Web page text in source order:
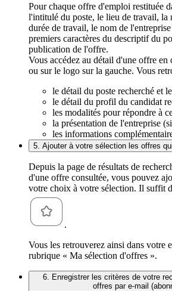
Pour chaque offre d'emploi restituée
l'intitulé du poste, le lieu de travail, la
durée de travail, le nom de
premiers caractères du descriptif du
publication de l'offre.
Vous accédez au détail d'une offre
ou sur le logo sur la gauche. Vous
le détail du poste recherché et
le détail du profil du candidat
les modalités pour répondre à
la présentation de l'entreprise
les informations
5. Ajouter à votre sélection les offres
Depuis la page de résultats de
d'une offre consultée, vous pouvez
votre choix à votre sélection. Il suffit
.
Vous les retrouverez ainsi dans votre
rubrique « Ma sélection d'offres ».
6. Enregistrer les critères de votre
offres par e-mail